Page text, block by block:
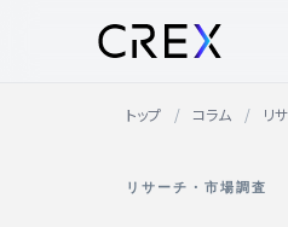
トップ コラム リ
リサーチ・市場調査